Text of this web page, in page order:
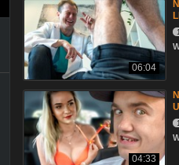
06:04
04:33